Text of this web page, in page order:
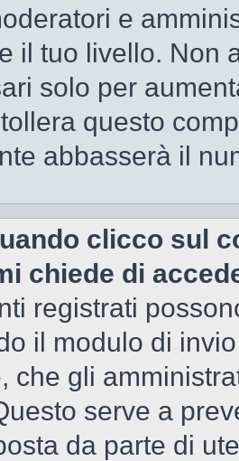
e
il tuo livello. Non
solo per
questo
abbasserà il
clicco sul
chiede di
registrati
il modulo di
che gli
serve a
da parte di